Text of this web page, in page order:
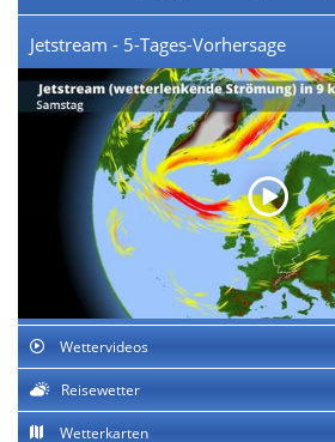
Jetstream - 5-Tages-Vorhersage
Wettervideos
Reisewetter
Wetterkarten